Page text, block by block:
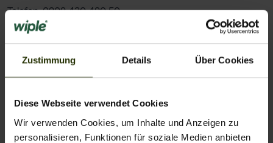
Zustimmung Details Über Cookies
Diese Webseite verwendet Cookies
Wir verwenden Cookies, um Inhalte und Anzeigen zu
personalisieren, Funktionen für soziale Medien anbieten
Telefon: 0202 430 420 50
Postalisch:
Libellio GmbH
c/0 Codeks
Moritzstr. 14
sind: Deutsch, Englisch.